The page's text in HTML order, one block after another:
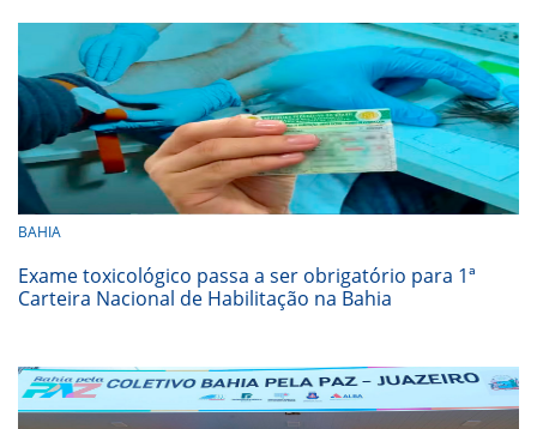
BAHIA
Exame toxicológico passa a ser obrigatório para 1ª
Carteira Nacional de Habilitação na Bahia